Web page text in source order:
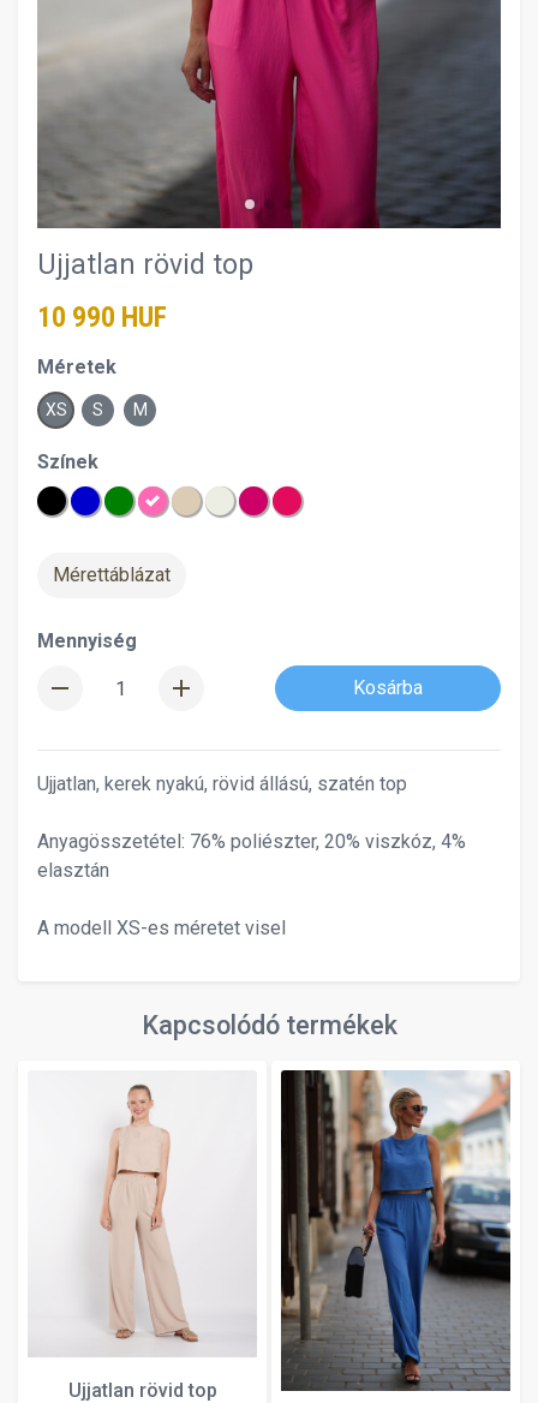
Ujjatlan rövid top
10 990 HUF
Méretek
XS S M
Színek
Mérettáblázat
Mennyiség
remove add Kosárba
Ujjatlan, kerek nyakú, rövid állású, szatén top
Anyagösszetétel: 76% poliészter, 20% viszkóz, 4%
elasztán
A modell XS-es méretet visel
Kapcsolódó termékek
Ujjatlan rövid top